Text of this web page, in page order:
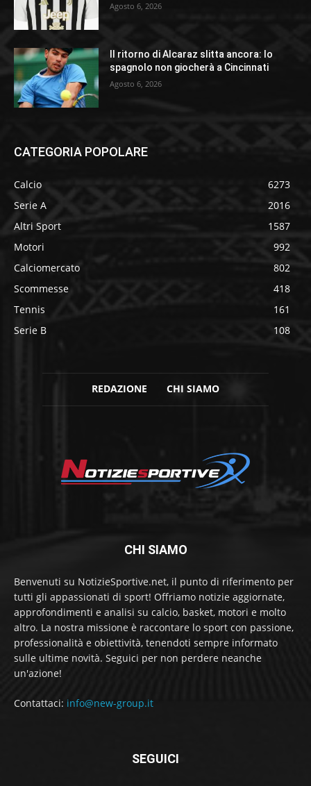
Agosto 6, 2026
Il ritorno di Alcaraz slitta ancora: lo
spagnolo non giocherà a Cincinnati
Agosto 6, 2026
CATEGORIA POPOLARE
Calcio
6273
Serie A
2016
Altri Sport
1587
Motori
992
Calciomercato
802
Scommesse
418
Tennis
161
Serie B
108
REDAZIONE CHI SIAMO
CHI SIAMO
Benvenuti su NotizieSportive.net, il punto di riferimento per
tutti gli appassionati di sport! Offriamo notizie aggiornate,
approfondimenti e analisi su calcio, basket, motori e molto
altro. La nostra missione è raccontare lo sport con passione,
professionalità e obiettività, tenendoti sempre informato
sulle ultime novità. Seguici per non perdere neanche
un'azione!
Contattaci: info@new-group.it
SEGUICI